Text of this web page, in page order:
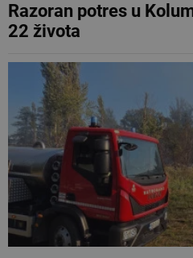
Razoran potres u
22 života